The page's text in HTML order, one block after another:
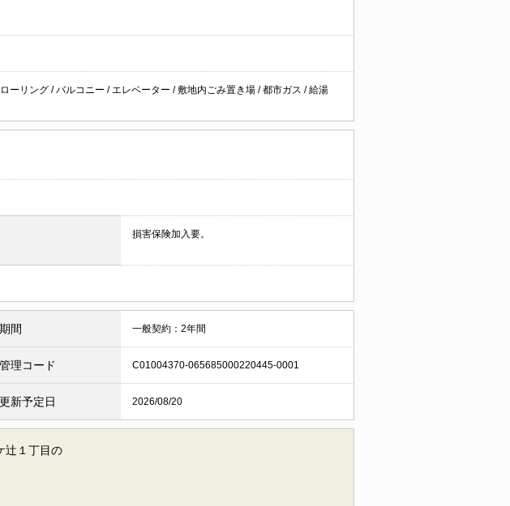
ーリング /バルコニー / エレベーター /敷地内ごみ置き場 /都市ガス /給湯
損害保険加入要。
間 一般契約：2年間
理コード C01004370-065685000220445-0001
新予定日 2026/08/20
辻１丁目の